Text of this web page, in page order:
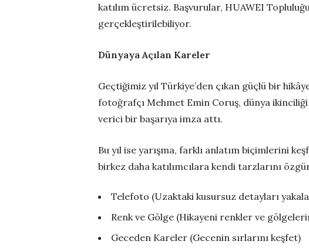
katılım ücretsiz. Başvurular, HUAWEI
gerçekleştirilebiliyor.
Dünyaya Açılan Kareler
Geçtiğimiz yıl Türkiye’den çıkan güçlü bir
fotoğrafçı Mehmet Emin Coruş, dünya
verici bir başarıya imza attı.
Bu yıl ise yarışma, farklı anlatım biçimlerini
birkez daha katılımcılara kendi tarzlarını
Telefoto (Uzaktaki kusursuz detayları
Renk ve Gölge (Hikayeni renkler ve
Geceden Kareler (Gecenin sırlarını keşfet)